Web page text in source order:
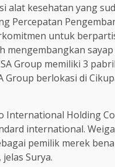
alat kesehatan yang
Percepatan
untuk
mengembangkan
Group memiliki 3
berlokasi di
International Holding
international.
pemilik merek
Surya.